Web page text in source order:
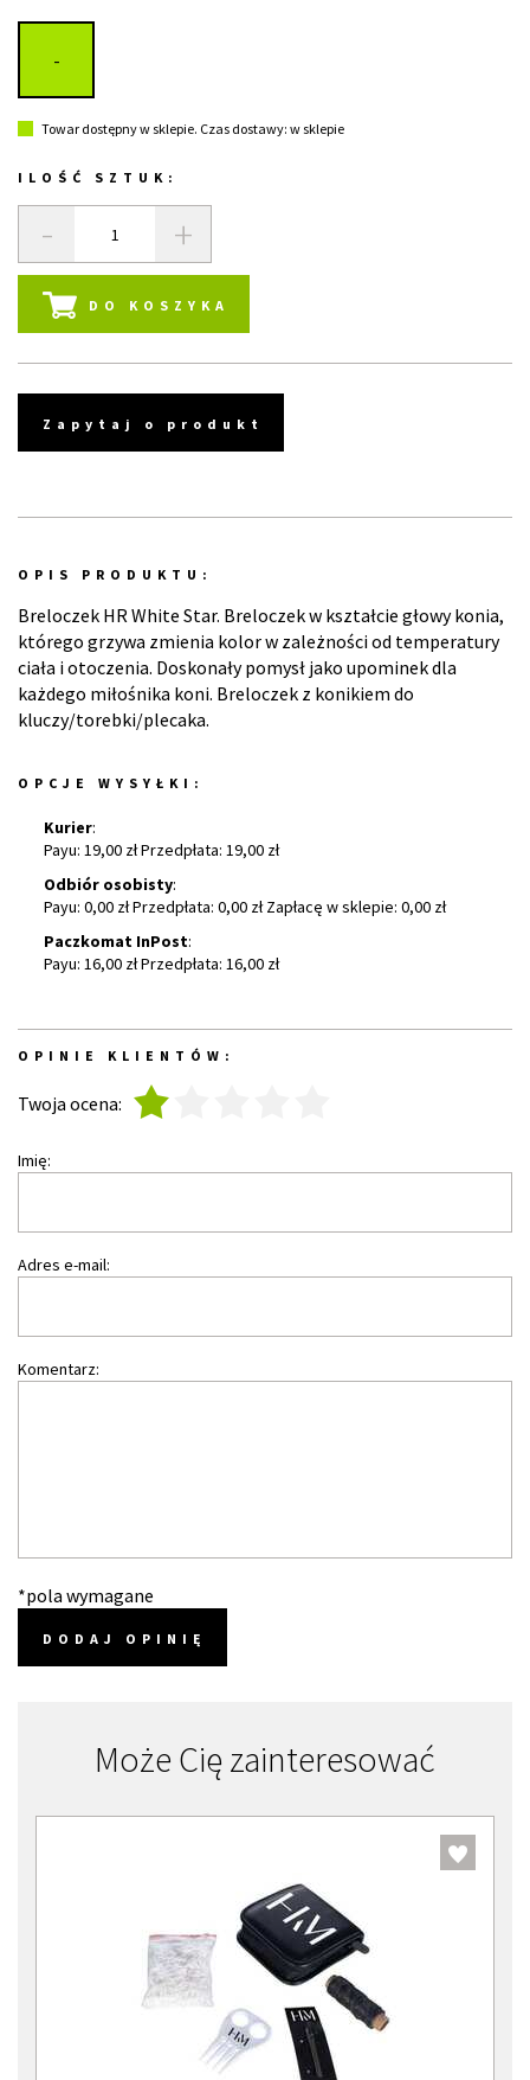
-
Towar dostępny w sklepie. Czas dostawy: w sklepie
ILOŚĆ SZTUK:
- +
DO KOSZYKA
Zapytaj o produkt
OPIS PRODUKTU:
Breloczek HR White Star. Breloczek w kształcie głowy konia,
którego grzywa zmienia kolor w zależności od temperatury
ciała i otoczenia. Doskonały pomysł jako upominek dla
każdego miłośnika koni. Breloczek z konikiem do
kluczy/torebki/plecaka.
OPCJE WYSYŁKI:
Kurier:
Payu: 19,00 zł Przedpłata: 19,00 zł
Odbiór osobisty:
Payu: 0,00 zł Przedpłata: 0,00 zł Zapłacę w sklepie: 0,00 zł
Paczkomat InPost:
Payu: 16,00 zł Przedpłata: 16,00 zł
OPINIE KLIENTÓW:
Twoja ocena:
Imię:
Adres e-mail:
Komentarz:
*pola wymagane
DODAJ OPINIĘ
Może Cię zainteresować